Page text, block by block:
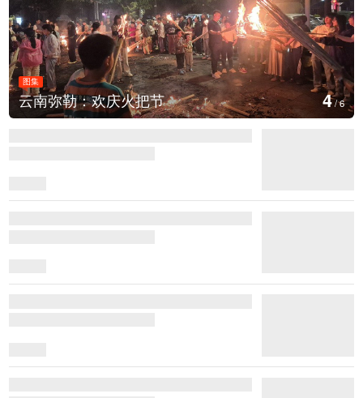
图集
江西铅山：千灯点亮葛仙村 5/6